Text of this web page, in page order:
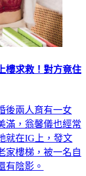
樓求救！對方竟住
後兩人育有一女
滿，翁馨儀也經常
就在IG上，發文
家樓梯，被一名自
有陰影。